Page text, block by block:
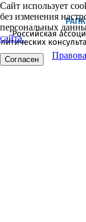
Сайт использует
без изменения
персональных
сайта.
Согласен